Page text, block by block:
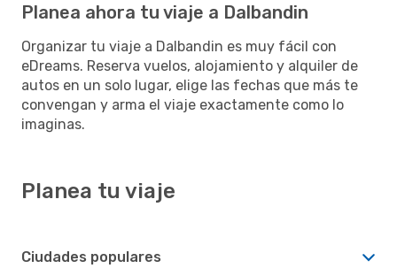
Planea ahora tu viaje a Dalbandin
Organizar tu viaje a Dalbandin es muy fácil con
eDreams. Reserva vuelos, alojamiento y alquiler de
autos en un solo lugar, elige las fechas que más te
convengan y arma el viaje exactamente como lo
imaginas.
Planea tu viaje
Ciudades populares